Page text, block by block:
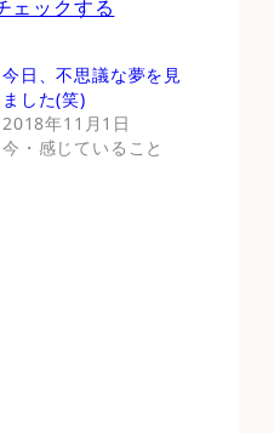
ェックする
今日、不思議な夢を見
ました(笑)
2018年11月1日
今・感じていること